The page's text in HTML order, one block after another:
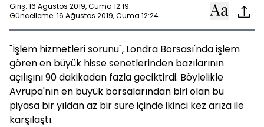
Giriş: 16 Ağustos 2019, Cuma 12:19
Güncelleme: 16 Ağustos 2019, Cuma 12:24
"İşlem hizmetleri sorunu", Londra Borsası'nda işlem
gören en büyük hisse senetlerinden bazılarının
açılışını 90 dakikadan fazla geciktirdi. Böylelikle
Avrupa'nın en büyük borsalarından biri olan bu
piyasa bir yıldan az bir süre içinde ikinci kez arıza ile
karşılaştı.